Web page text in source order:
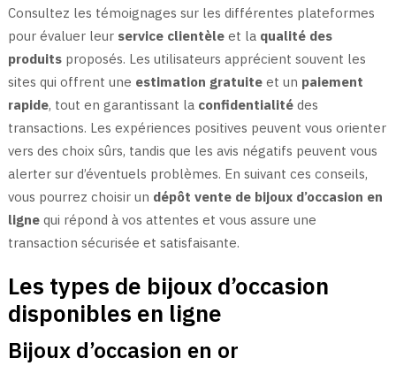
Consultez les témoignages sur les différentes plateformes
pour évaluer leur service clientèleet la qualité des
produitsproposés. Les utilisateurs apprécient souvent les
sites qui offrent une estimation gratuiteet un paiement
rapide, tout en garantissant la confidentialitédes
transactions. Les expériences positives peuvent vous orienter
vers des choix sûrs, tandis que les avis négatifs peuvent vous
alerter sur d’éventuels problèmes. En suivant ces conseils,
vous pourrez choisir un dépôt vente de bijoux d’occasion en
lignequi répond à vos attentes et vous assure une
transaction sécurisée et satisfaisante.
Les types de bijoux d’occasion
disponibles en ligne
Bijoux d’occasion en or